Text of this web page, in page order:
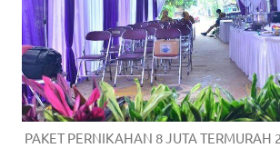
PAKET PERNIKAHAN 8 JUTA TERMURAH